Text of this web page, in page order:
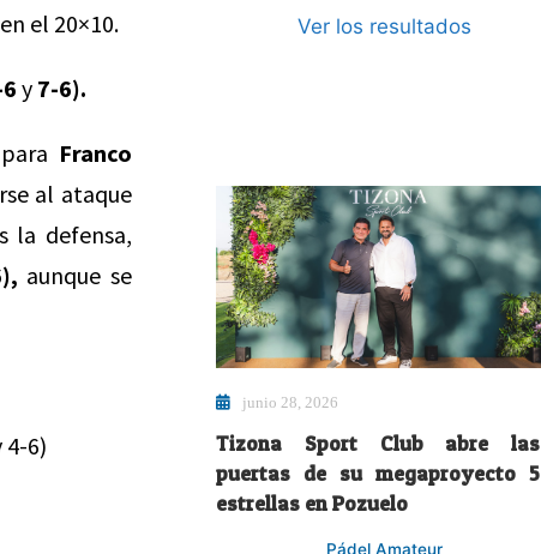
el 20×10.
y 7-6).
Franco
al ataque
la defensa,
aunque se
4-6)
Ver los resultados
junio 28, 2026
Tizona Sport Club abre las
puertas de su megaproyecto 5
estrellas en Pozuelo
Pádel Amateur